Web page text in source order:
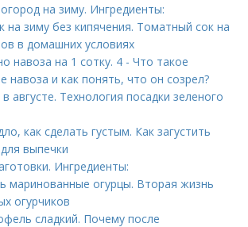
на зиму. Ингредиенты:
на зиму без кипячения. Томатный сок на
в домашних условиях
навоза на 1 сотку. 4 - Что такое
навоза и как понять, что он созрел?
августе. Технология посадки зеленого
как сделать густым. Как загустить
выпечки
Ингредиенты:
маринованные огурцы. Вторая жизнь
огурчиков
сладкий. Почему после